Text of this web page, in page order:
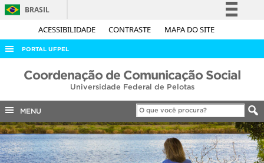
ACESSIBILIDADE CONTRASTE MAPA DO SITE
BRASIL
Simplifique!
Acesso à informação
Legislação
Canais
PORTAL UFPEL
ACESSO À INFORMAÇÃO
COBALTO
CONCURSOS
EDITAIS
Coordenação de Comunicação Social
Universidade Federal de Pelotas
MENU